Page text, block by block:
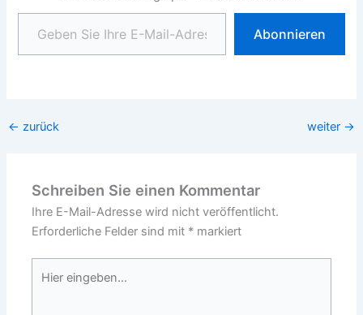
Geben Sie Ihre E-Mail-Adresse ein ...
Abonnieren
← zurück weiter →
Schreiben Sie einen Kommentar
Ihre E-Mail-Adresse wird nicht veröffentlicht.
Erforderliche Felder sind mit * markiert
eingeben…